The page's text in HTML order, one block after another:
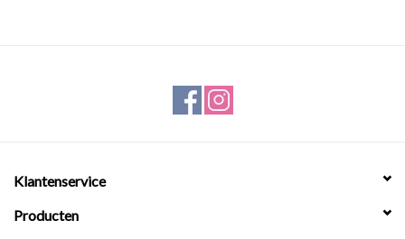
Klantenservice
Producten